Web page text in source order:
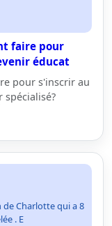
faire pour
éducat
pour s'inscrir au
de Charlotte qui a 8
. E